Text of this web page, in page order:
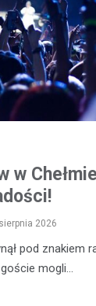
w
2026
pod znakiem
mogli…